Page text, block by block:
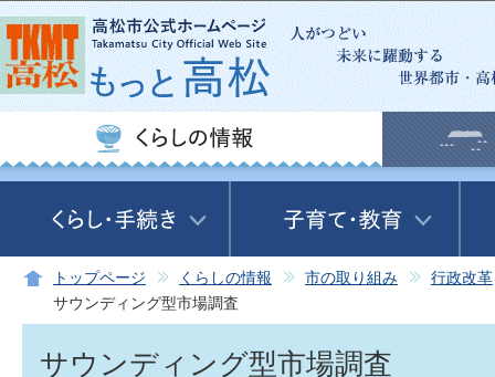
この
トップページ くらしの情報 市の取り組み
行政改革
サウンディング型市場調査
サウンディング型市場調査